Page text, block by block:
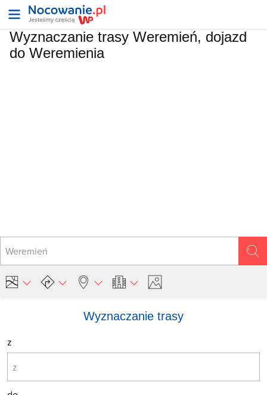
Wyznaczanie trasy Weremień, dojazd
do Weremienia
Wyznaczanie trasy
z